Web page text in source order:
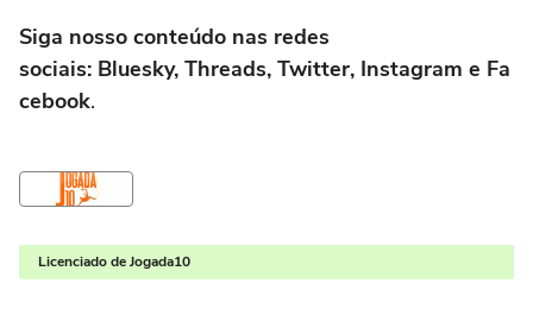
Siga nosso conteúdo nas redes
sociais: Bluesky, Threads, Twitter, Instagram e Fa
cebook.
Licenciado de Jogada10